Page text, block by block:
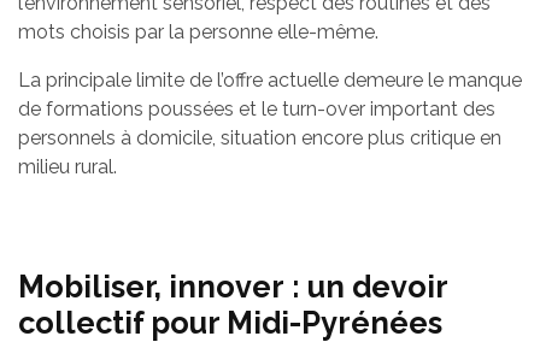
mots choisis par la personne elle-même.
La principale limite de l’offre actuelle demeure le manque
de formations poussées et le turn-over important des
personnels à domicile, situation encore plus critique en
milieu rural.
Mobiliser, innover : un devoir
collectif pour Midi-Pyrénées